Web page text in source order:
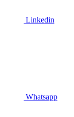
Linkedin
Whatsapp